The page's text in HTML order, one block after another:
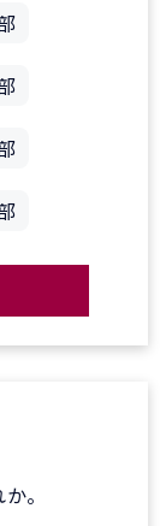
。